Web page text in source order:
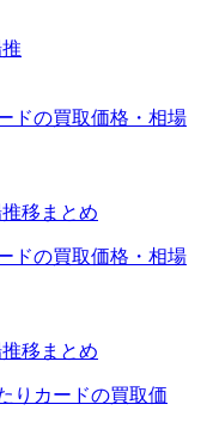
移まとめ
移まとめ